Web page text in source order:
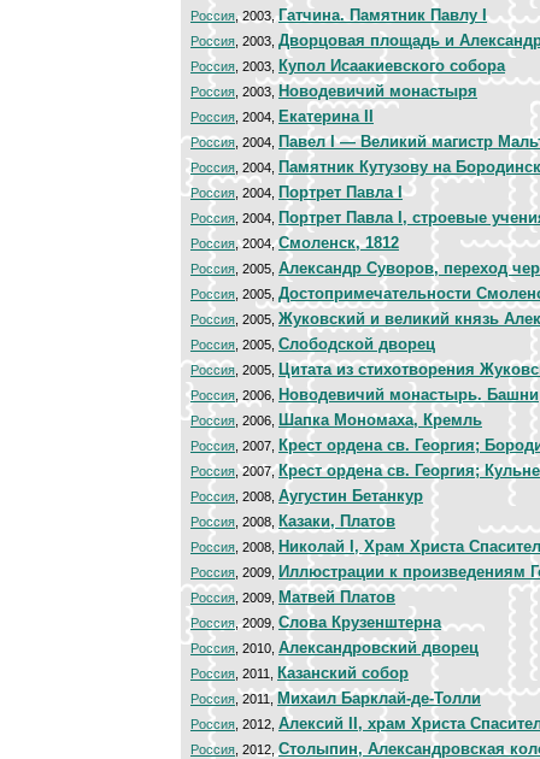
Россия, 2003,Гатчина. Памятник Павлу I
Россия , 2003, Дворцовая площадь и
Россия , 2003, Купол Исаакиевского собора
Россия , 2003, Новодевичий монастыря
Россия , 2004, Екатерина II
Россия , 2004, Павел I — Великий магистр
Россия , 2004, Памятник Кутузову на
Россия , 2004, Портрет Павла I
Россия , 2004, Портрет Павла I, строевые
Россия, 2004,Смоленск, 1812
Россия , 2005, Александр Суворов, переход
Россия , 2005, Достопримечательности
Россия , 2005, Жуковский и великий князь
Россия , 2005, Слободской дворец
Россия , 2005, Цитата из стихотворения
Россия , 2006, Новодевичий монастырь. Башни
Россия , 2006, Шапка Мономаха, Кремль
Россия , 2007, Крест ордена св. Георгия;
Россия, 2007,Крест ордена св. Георгия;
Россия , 2008, Аугустин Бетанкур
Россия , 2008, Казаки, Платов
Россия , 2008, Николай I, Храм Христа
Россия , 2009, Иллюстрации к произведениям
Россия , 2009, Матвей Платов
Россия, 2009, Слова Крузенштерна
Россия , 2010, Александровский дворец
Россия , 2011, Казанский собор
Россия , 2011, Михаил Барклай-де-Толли
Россия , 2012, Алексий II, храм Христа
Россия , 2012, Столыпин, Александровская